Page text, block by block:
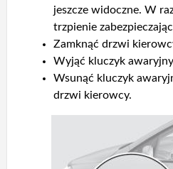
jeszcze widoczne. W
trzpienie
Zamknąć drzwi
Wyjąć kluczyk
Wsunąć kluczyk
drzwi kierowcy.